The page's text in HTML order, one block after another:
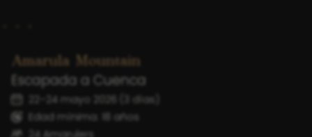
Amarula Mountain
Escapada a Cuenca
22–24 mayo 2026 (3 días)
Edad mínima: 18 años